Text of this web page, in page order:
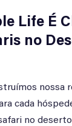
Life É
no
nossa
cada
no